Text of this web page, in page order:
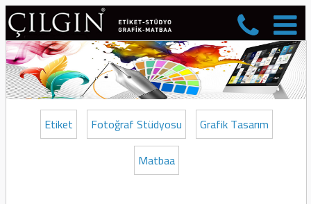
Etiket Fotoğraf Stüdyosu
Grafik Tasarım
Matbaa